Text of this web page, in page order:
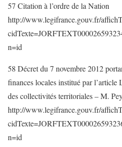
57 Citation à l’ordre de la Nation
http://www.legifrance.gouv.fr/
n=id
58 Décret du 7 novembre 2012
finances locales institué par l’article
des collectivités territoriales – M.
http://www.legifrance.gouv.fr/
n=id